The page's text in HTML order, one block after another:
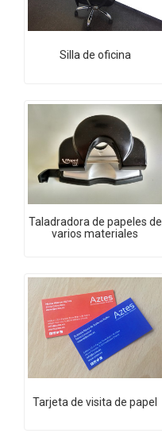
Silla de oficina
Taladradora de papeles de
varios materiales
Tarjeta de visita de papel